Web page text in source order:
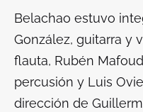
Belachao estuvo
González, guitarra y
flauta, Rubén
percusión y Luis
dirección de